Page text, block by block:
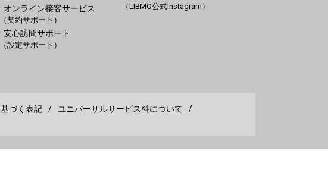
オンライン接客サービス
（契約サポート）
安心訪問サポート
（設定サポート）
（LIBMO公式Instagram）
づく表記
ユニバーサルサービス料について